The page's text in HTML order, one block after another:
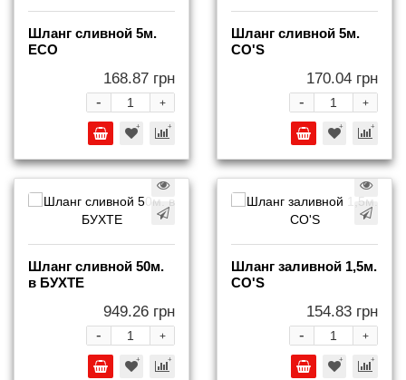
Шланг сливной 5м.
ECO
168.87 грн
+
-
Шланг сливной 5м.
СO'S
170.04 грн
+
-
Шланг сливной 50м.
в БУХТЕ
949.26 грн
+
-
Шланг заливной 1,5м.
СO'S
154.83 грн
+
-